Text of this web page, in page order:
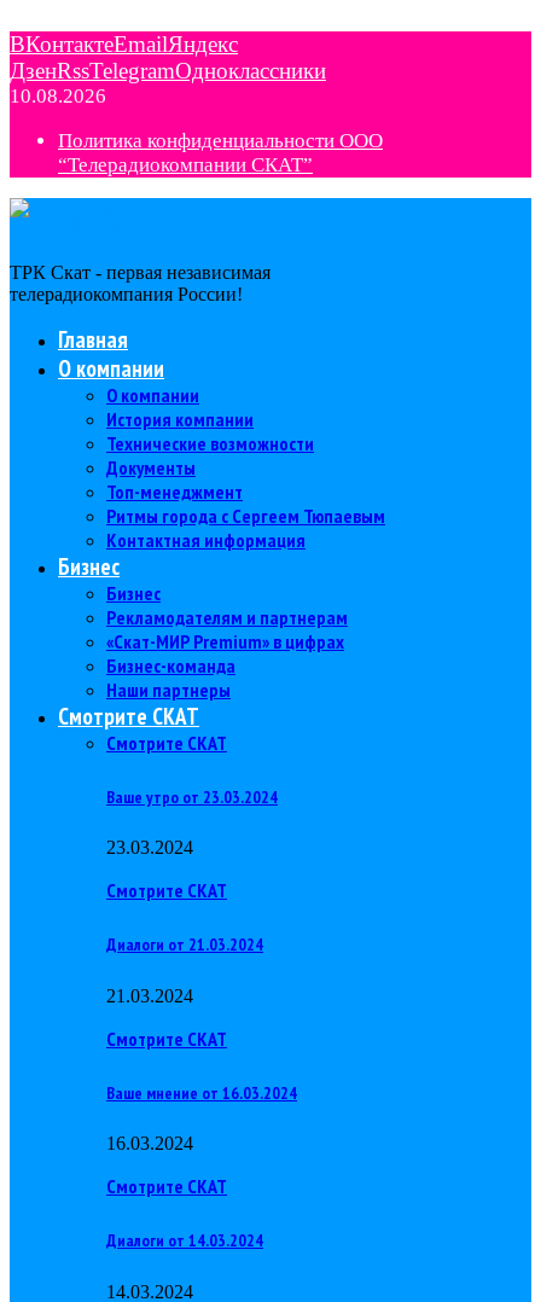
ВКонтактеEmailЯндекс
ДзенRssTelegramОдноклассники
10.08.2026
Политика конфиденциальности ООО
“Телерадиокомпании СКАТ”
ТРК Скат - первая независимая
телерадиокомпания Роcсии!
Главная
О компании
О компании
История компании
Технические возможности
Документы
Топ-менеджмент
Ритмы города с Сергеем Тюпаевым
Контактная информация
Бизнес
Бизнес
Рекламодателям и партнерам
«Скат-МИР Premium» в цифрах
Бизнес-команда
Наши партнеры
Смотрите СКАТ
Смотрите СКАТ
Ваше утро от 23.03.2024
23.03.2024
Смотрите СКАТ
Диалоги от 21.03.2024
21.03.2024
Смотрите СКАТ
Ваше мнение от 16.03.2024
16.03.2024
Смотрите СКАТ
Диалоги от 14.03.2024
14.03.2024